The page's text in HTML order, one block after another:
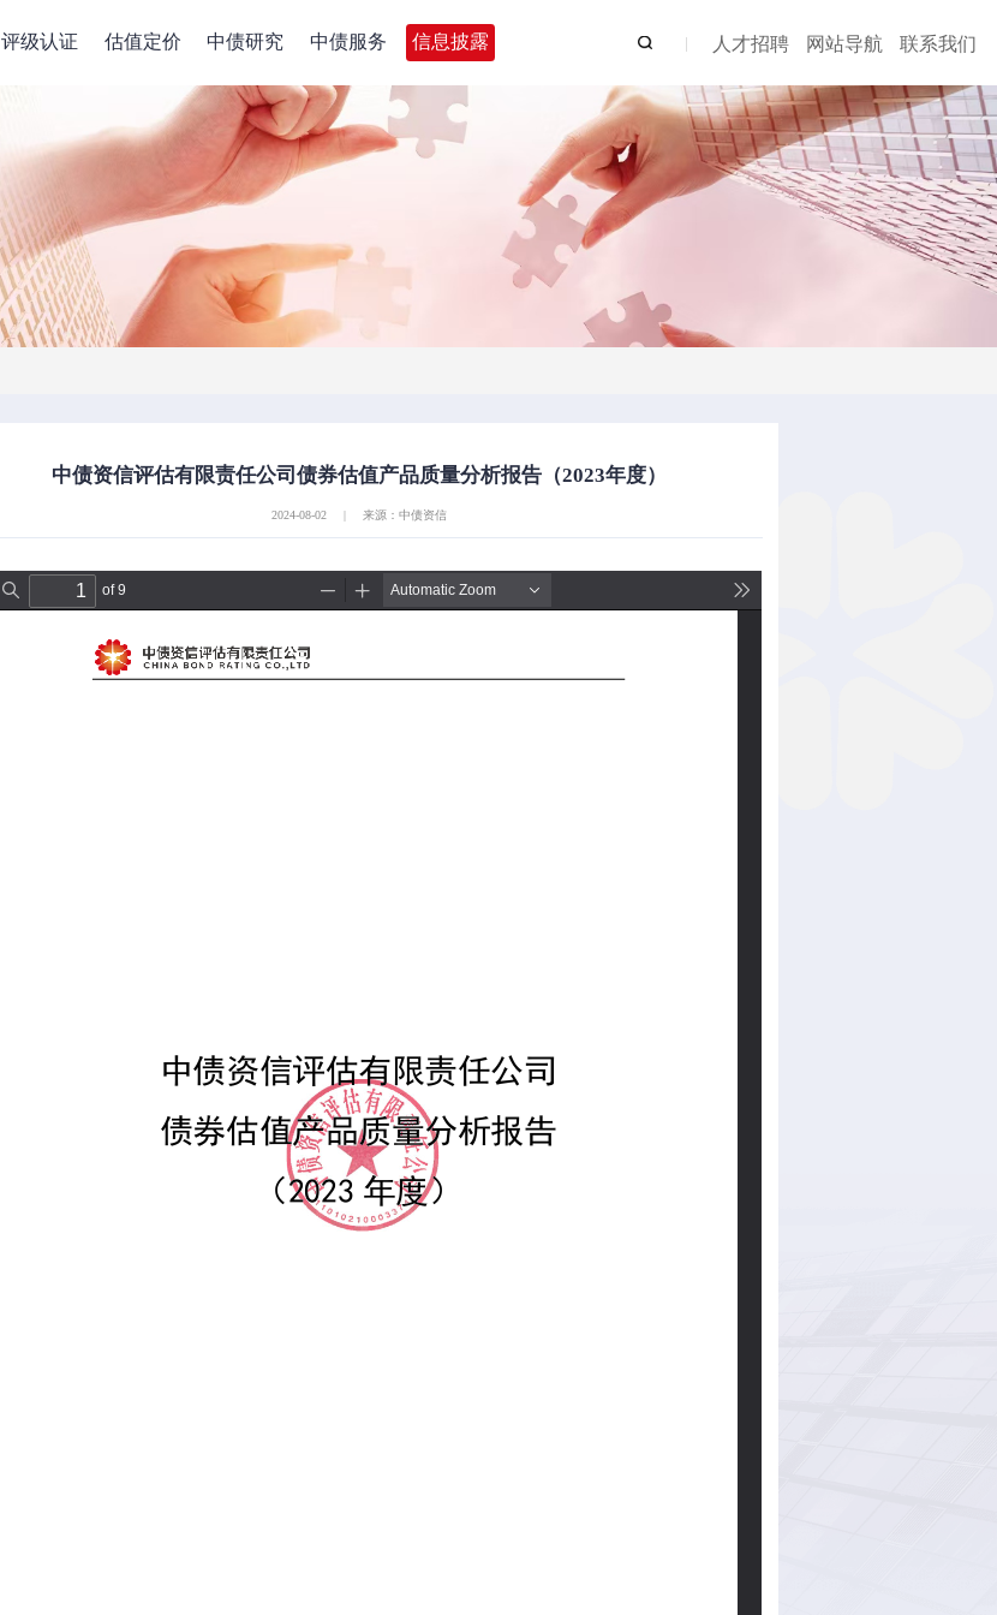
评级认证 估值定价 中债研究 中债服务 信息披露 人才招聘 网站导航 联系我们
中债资信评估有限责任公司债券估值产品质量分析报告（2023年度）
2024-08-02 | 来源：中债资信